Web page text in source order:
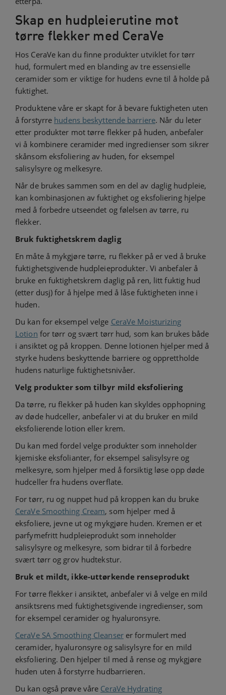
Skap en hudpleierutine mot
tørre flekker med CeraVe
Hos CeraVe kan du finne produkter utviklet for tørr
hud, formulert med en blanding av tre essensielle
ceramider som er viktige for hudens evne til å holde på
fuktighet.
Produktene våre er skapt for å bevare fuktigheten uten
å forstyrre hudens beskyttende barriere. Når du leter
etter produkter mot tørre flekker på huden, anbefaler
vi å kombinere ceramider med ingredienser som sikrer
skånsom eksfoliering av huden, for eksempel
salisylsyre og melkesyre.
Når de brukes sammen som en del av daglig hudpleie,
kan kombinasjonen av fuktighet og eksfoliering hjelpe
med å forbedre utseendet og følelsen av tørre, ru
flekker.
Bruk fuktighetskrem daglig
En måte å mykgjøre tørre, ru flekker på er ved å bruke
fuktighetsgivende hudpleieprodukter. Vi anbefaler å
bruke en fuktighetskrem daglig på ren, litt fuktig hud
(etter dusj) for å hjelpe med å låse fuktigheten inne i
huden.
Du kan for eksempel velge CeraVe Moisturizing
Lotion for tørr og svært tørr hud, som kan brukes både
i ansiktet og på kroppen. Denne lotionen hjelper med å
styrke hudens beskyttende barriere og opprettholde
hudens naturlige fuktighetsnivåer.
Velg produkter som tilbyr mild eksfoliering
Da tørre, ru flekker på huden kan skyldes opphopning
av døde hudceller, anbefaler vi at du bruker en mild
eksfolierende lotion eller krem.
Du kan med fordel velge produkter som inneholder
kjemiske eksfolianter, for eksempel salisylsyre og
melkesyre, som hjelper med å forsiktig løse opp døde
hudceller fra hudens overflate.
For tørr, ru og nuppet hud på kroppen kan du bruke
CeraVe Smoothing Cream, som hjelper med å
eksfoliere, jevne ut og mykgjøre huden. Kremen er et
parfymefritt hudpleieprodukt som inneholder
salisylsyre og melkesyre, som bidrar til å forbedre
svært tørr og grov hudtekstur.
Bruk et mildt, ikke-uttørkende renseprodukt
For tørre flekker i ansiktet, anbefaler vi å velge en mild
ansiktsrens med fuktighetsgivende ingredienser, som
for eksempel ceramider og hyaluronsyre.
CeraVe SA Smoothing Cleanserer formulert med
ceramider, hyaluronsyre og salisylsyre for en mild
eksfoliering. Den hjelper til med å rense og mykgjøre
huden uten å forstyrre hudbarrieren.
Du kan også prøve våre CeraVe Hydrating